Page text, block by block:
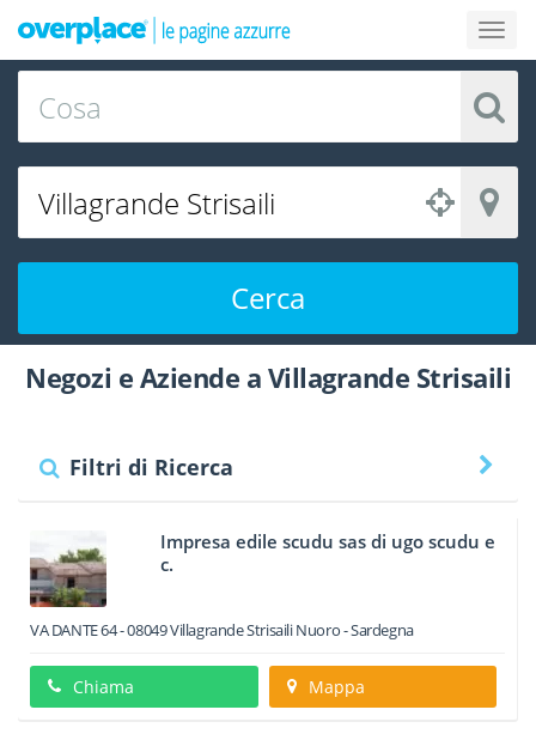
Cerca
Negozi e Aziende a Villagrande Strisaili
Filtri di Ricerca
Impresa edile scudu sas di ugo scudu e
c.
VA DANTE 64-08049Villagrande StrisailiNuoro -Sardegna
Chiama Mappa